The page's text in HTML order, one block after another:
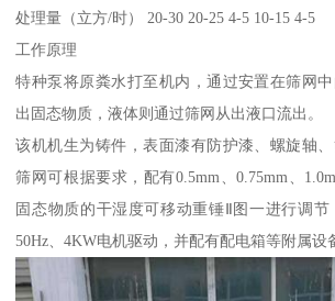
处理量（立方/时） 20-30 20-25 4-5 10-15 4-5
工作原理
特种泵将原粪水打至机内，通过安置在筛网
出固态物质，液体则通过筛网从出液口流出。
该机机生为铸件，表面漆有防护漆、螺旋轴、
筛网可根据要求，配有0.5mm、0.75mm、
固态物质的干湿度可移动重锤Ⅱ图一进行调节
50Hz、4KW电机驱动，并配有配电箱等附属设